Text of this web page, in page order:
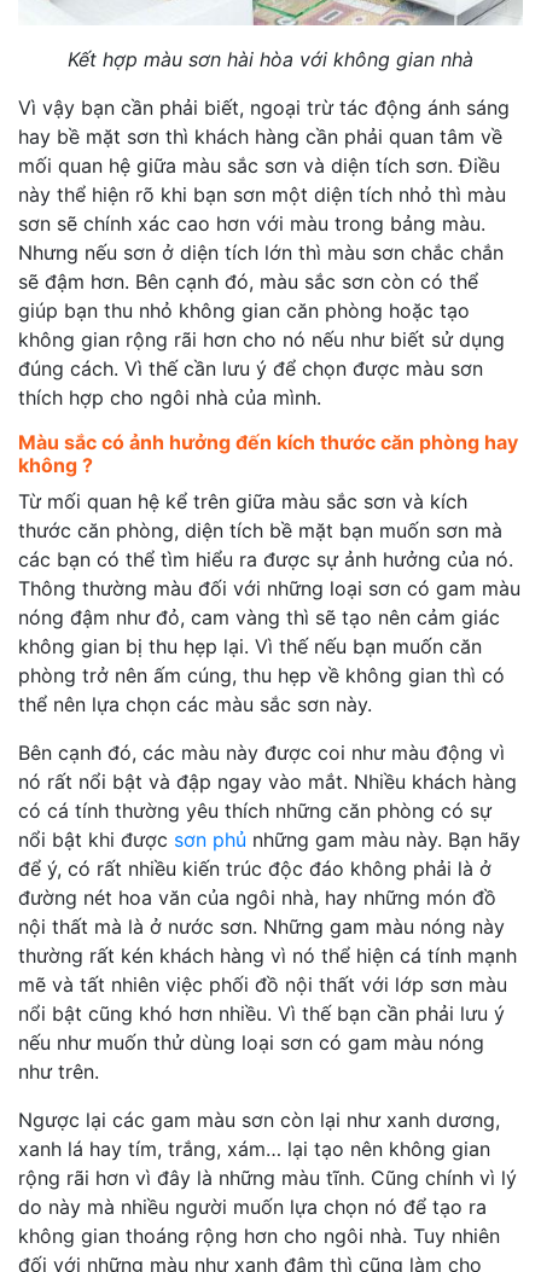
Kết hợp màu sơn hài hòa với không gian nhà
Vì vậy bạn cần phải biết, ngoại trừ tác động ánh sáng
hay bề mặt sơn thì khách hàng cần phải quan tâm về
mối quan hệ giữa màu sắc sơn và diện tích sơn. Điều
này thể hiện rõ khi bạn sơn một diện tích nhỏ thì màu
sơn sẽ chính xác cao hơn với màu trong bảng màu.
Nhưng nếu sơn ở diện tích lớn thì màu sơn chắc chắn
sẽ đậm hơn. Bên cạnh đó, màu sắc sơn còn có thể
giúp bạn thu nhỏ không gian căn phòng hoặc tạo
không gian rộng rãi hơn cho nó nếu như biết sử dụng
đúng cách. Vì thế cần lưu ý để chọn được màu sơn
thích hợp cho ngôi nhà của mình.
Màu sắc có ảnh hưởng đến kích thước căn phòng hay
không ?
Từ mối quan hệ kể trên giữa màu sắc sơn và kích
thước căn phòng, diện tích bề mặt bạn muốn sơn mà
các bạn có thể tìm hiểu ra được sự ảnh hưởng của nó.
Thông thường màu đối với những loại sơn có gam màu
nóng đậm như đỏ, cam vàng thì sẽ tạo nên cảm giác
không gian bị thu hẹp lại. Vì thế nếu bạn muốn căn
phòng trở nên ấm cúng, thu hẹp về không gian thì có
thể nên lựa chọn các màu sắc sơn này.
Bên cạnh đó, các màu này được coi như màu động vì
nó rất nổi bật và đập ngay vào mắt. Nhiều khách hàng
có cá tính thường yêu thích những căn phòng có sự
nổi bật khi được sơn phủ những gam màu này. Bạn hãy
để ý, có rất nhiều kiến trúc độc đáo không phải là ở
đường nét hoa văn của ngôi nhà, hay những món đồ
nội thất mà là ở nước sơn. Những gam màu nóng này
thường rất kén khách hàng vì nó thể hiện cá tính mạnh
mẽ và tất nhiên việc phối đồ nội thất với lớp sơn màu
nổi bật cũng khó hơn nhiều. Vì thế bạn cần phải lưu ý
nếu như muốn thử dùng loại sơn có gam màu nóng
như trên.
Ngược lại các gam màu sơn còn lại như xanh dương,
xanh lá hay tím, trắng, xám… lại tạo nên không gian
rộng rãi hơn vì đây là những màu tĩnh. Cũng chính vì lý
do này mà nhiều người muốn lựa chọn nó để tạo ra
không gian thoáng rộng hơn cho ngôi nhà. Tuy nhiên
đối với những màu như xanh đậm thì cũng làm cho